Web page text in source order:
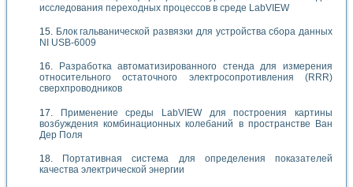
исследования переходных процессов в среде LabVIEW
Блок гальванической развязки для устройства сбора данных
NI USB-6009
Разработка автоматизированного стенда для измерения
относительного остаточного электросопротивления (RRR)
сверхпроводников
Применение среды LabVIEW для построения картины
возбуждения комбинационных колебаний в пространстве Ван
Дер Поля
Портативная система для определения показателей
качества электрической энергии